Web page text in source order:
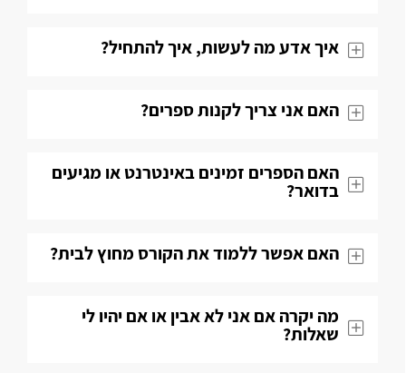
איך אדע מה לעשות, איך להתחיל?
האם אני צריך לקנות ספרים?
האם הספרים זמינים באינטרנט או מגיעים
בדואר?
האם אפשר ללמוד את הקורס מחוץ לבית?
מה יקרה אם אני לא אבין או אם יהיו לי
שאלות​?